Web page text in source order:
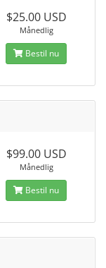
$25.00 USD
Månedlig
Bestil nu
$99.00 USD
Månedlig
Bestil nu